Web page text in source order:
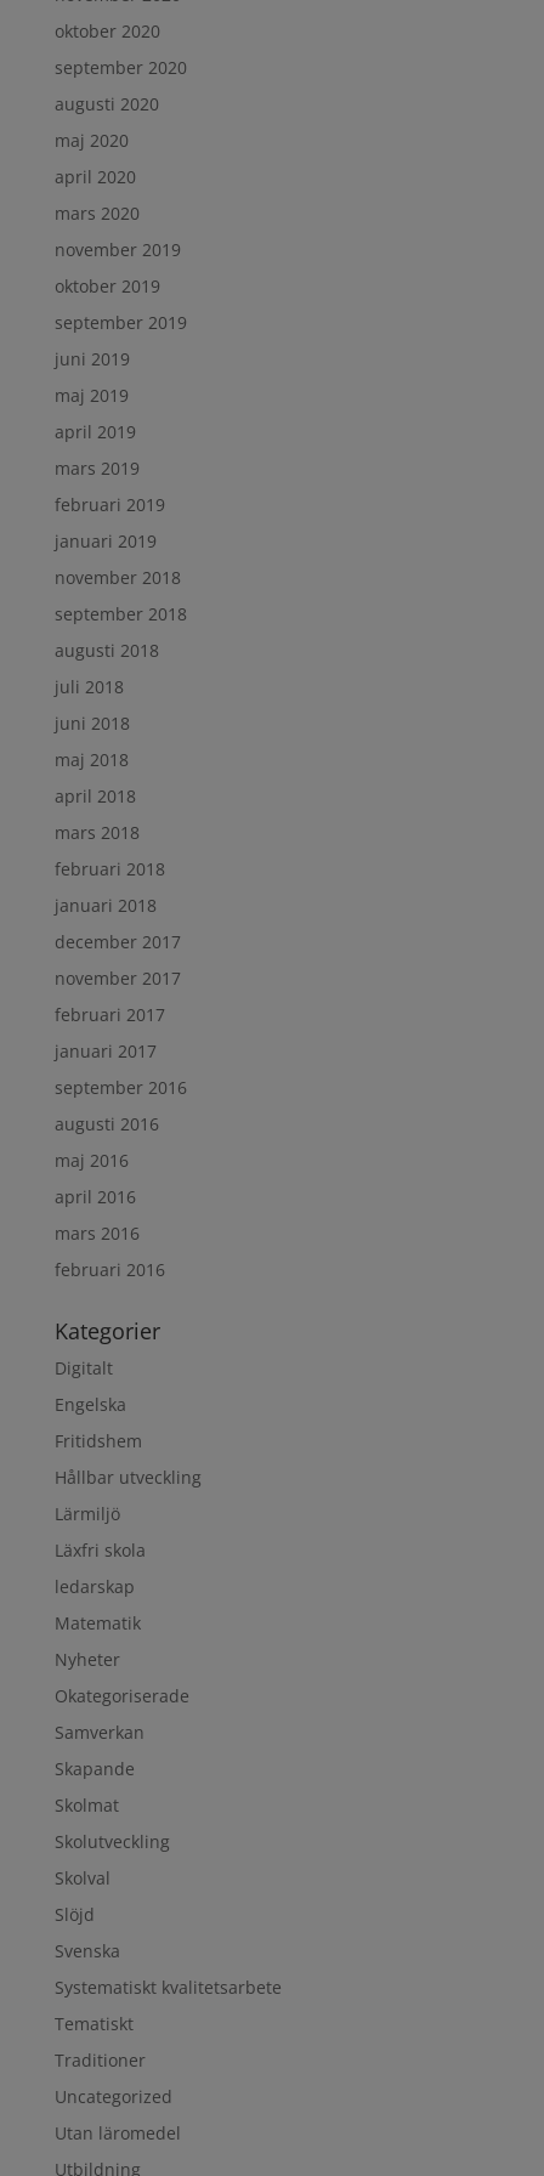
oktober 2020
september 2020
augusti 2020
maj 2020
april 2020
mars 2020
november 2019
oktober 2019
september 2019
juni 2019
maj 2019
april 2019
mars 2019
februari 2019
januari 2019
november 2018
september 2018
augusti 2018
juli 2018
juni 2018
maj 2018
april 2018
mars 2018
februari 2018
januari 2018
december 2017
november 2017
februari 2017
januari 2017
september 2016
augusti 2016
maj 2016
april 2016
mars 2016
februari 2016
Kategorier
Digitalt
Engelska
Fritidshem
Hållbar utveckling
Lärmiljö
Läxfri skola
ledarskap
Matematik
Nyheter
Okategoriserade
Samverkan
Skapande
Skolmat
Skolutveckling
Skolval
Slöjd
Svenska
Systematiskt kvalitetsarbete
Tematiskt
Traditioner
Uncategorized
Utan läromedel
Utbildning